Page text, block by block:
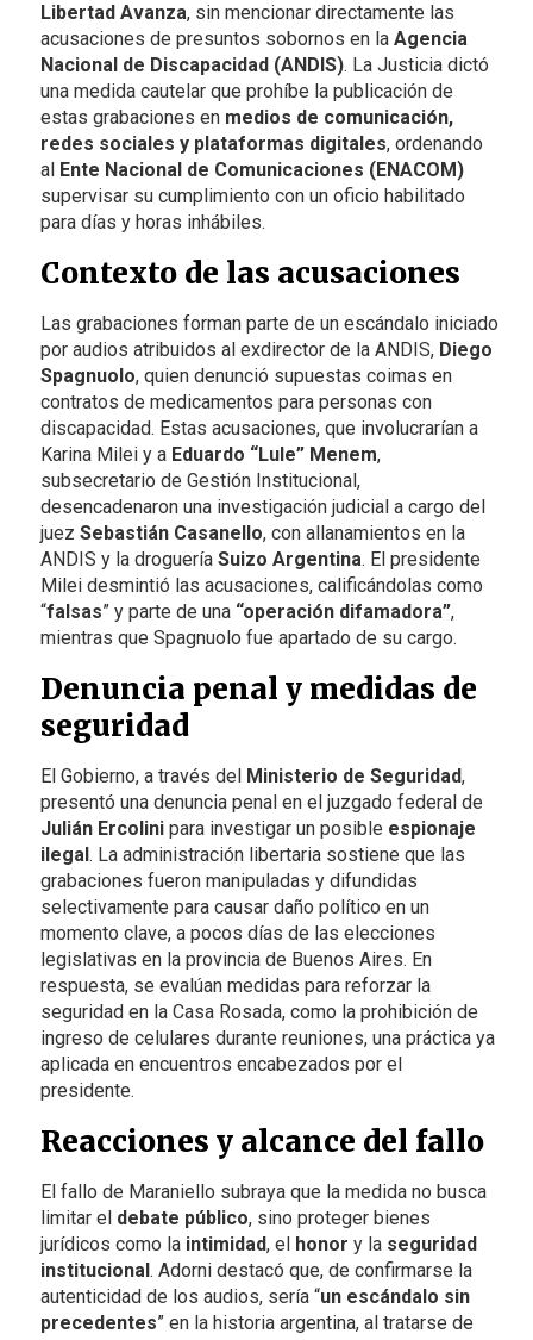
Libertad Avanza, sin mencionar directamente las
acusaciones de presuntos sobornos en la Agencia
Nacional de Discapacidad (ANDIS). La Justicia dictó
una medida cautelar que prohíbe la publicación de
estas grabaciones en medios de comunicación,
redes sociales y plataformas digitales, ordenando
al Ente Nacional de Comunicaciones (ENACOM)
supervisar su cumplimiento con un oficio habilitado
para días y horas inhábiles.
Contexto de las acusaciones
Las grabaciones forman parte de un escándalo iniciado
por audios atribuidos al exdirector de la ANDIS, Diego
Spagnuolo, quien denunció supuestas coimas en
contratos de medicamentos para personas con
discapacidad. Estas acusaciones, que involucrarían a
Karina Milei y a Eduardo “Lule” Menem,
subsecretario de Gestión Institucional,
desencadenaron una investigación judicial a cargo del
juez Sebastián Casanello, con allanamientos en la
ANDIS y la droguería Suizo Argentina. El presidente
Milei desmintió las acusaciones, calificándolas como
“falsas” y parte de una “operación difamadora”,
mientras que Spagnuolo fue apartado de su cargo.
Denuncia penal y medidas de
seguridad
El Gobierno, a través del Ministerio de Seguridad,
presentó una denuncia penal en el juzgado federal de
Julián Ercolinipara investigar un posible espionaje
ilegal . La administración libertaria sostiene que las
grabaciones fueron manipuladas y difundidas
selectivamente para causar daño político en un
momento clave, a pocos días de las elecciones
legislativas en la provincia de Buenos Aires. En
respuesta, se evalúan medidas para reforzar la
seguridad en la Casa Rosada, como la prohibición de
ingreso de celulares durante reuniones, una práctica ya
aplicada en encuentros encabezados por el
presidente.
Reacciones y alcance del fallo
El fallo de Maraniello subraya que la medida no busca
limitar el debate público, sino proteger bienes
jurídicos como la intimidad, el honor y la seguridad
institucional . Adorni destacó que, de confirmarse la
autenticidad de los audios, sería “un escándalo sin
precedentes” en la historia argentina, al tratarse de